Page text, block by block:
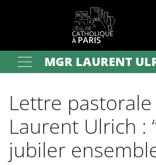
Votre rechercheMGR LAURENT
Lettre
Laurent Ulrich :
jubiler
Panneau de gestion des cookies